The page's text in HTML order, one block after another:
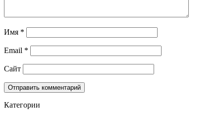
Имя *
Email *
Сайт
Категории